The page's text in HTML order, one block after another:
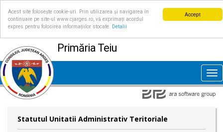
Accept
Acest site folosește cookie-uri. Prin utilizarea și navigarea în
continuare pe site-ul www.cjarges.ro, vă exprimați acordul
expres pentru folosirea informațiilor stocate.
Detalii
Primăria Teiu
Statutul Unitatii Administrativ Teritoriale